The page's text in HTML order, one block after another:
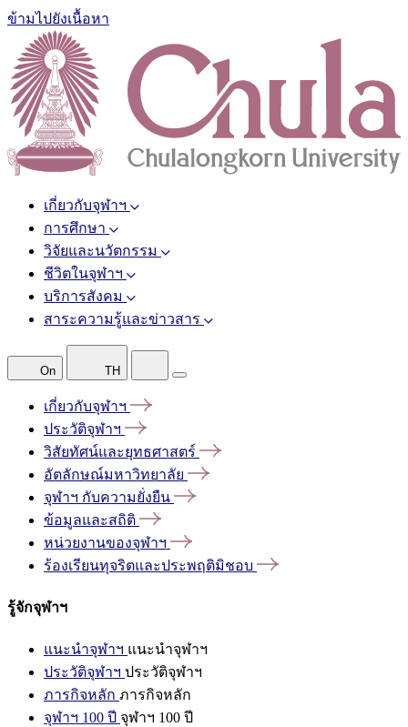
ข้ามไปยังเนื้อหา
เกี่ยวกับจุฬาฯ
การศึกษา
วิจัยและนวัตกรรม
ชีวิตในจุฬาฯ
บริการสังคม
สาระความรู้และข่าวสาร
On TH
เกี่ยวกับจุฬาฯ
ประวัติจุฬาฯ
วิสัยทัศน์และยุทธศาสตร์
อัตลักษณ์มหาวิทยาลัย
จุฬาฯ กับความยั่งยืน
ข้อมูลและสถิติ
หน่วยงานของจุฬาฯ
ร้องเรียนทุจริตและประพฤติมิชอบ
รู้จักจุฬาฯ
แนะนำจุฬาฯ แนะนำจุฬาฯ
ประวัติจุฬาฯ ประวัติจุฬาฯ
ภารกิจหลัก ภารกิจหลัก
จุฬาฯ 100 ปี จุฬาฯ 100 ปี